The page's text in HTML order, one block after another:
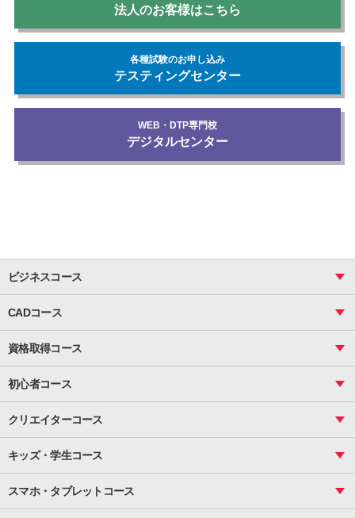
法人のお客様はこちら
各種試験のお申し込み
テスティングセンター
WEB・DTP専門校
デジタルセンター
ビジネスコース
関数
ピボットテーブル
マクロ
資料作成（基礎）
資料作成（応用）
プレゼンスキル
Word
CADコース
図面作成（基礎）
図面作成（応用）
資格取得コース
VBAエキスパート
ビジネス統計
CS
サーティファイ
初心者コース
案内文書・レター・はがき・POP作成
インターネット活用
メール活用
クリエイターコース
基礎
応用
Illustrator
基礎
キッズ・学生コース
プライマリー（年長～小２）
スタンダード（小３～小６）
スマホ・タブレットコース